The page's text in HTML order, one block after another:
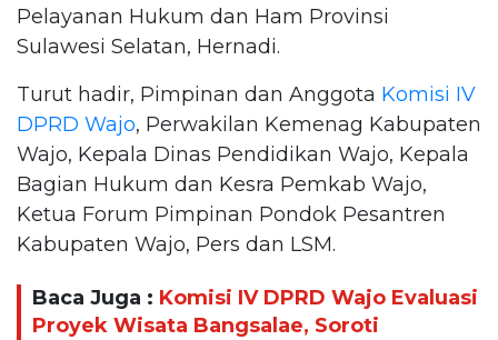
Pelayanan Hukum dan Ham Provinsi
Sulawesi Selatan, Hernadi.
Turut hadir, Pimpinan dan Anggota Komisi IV
DPRD Wajo, Perwakilan Kemenag Kabupaten
Wajo, Kepala Dinas Pendidikan Wajo, Kepala
Bagian Hukum dan Kesra Pemkab Wajo,
Ketua Forum Pimpinan Pondok Pesantren
Kabupaten Wajo, Pers dan LSM.
Baca Juga : Komisi IV DPRD Wajo Evaluasi
Proyek Wisata Bangsalae, Soroti